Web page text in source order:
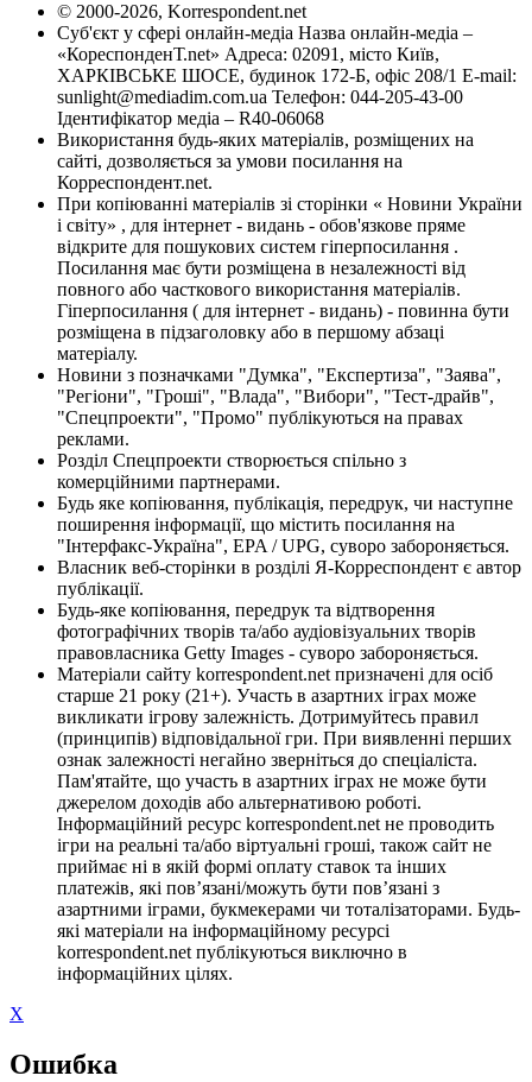
© 2000-2026, Korrespondent.net
Суб'єкт у сфері онлайн-медіа Назва онлайн-медіа –
«КореспонденТ.net» Адреса: 02091, місто Київ,
ХАРКІВСЬКЕ ШОСЕ, будинок 172-Б, офіс 208/1 E-mail:
sunlight@mediadim.com.ua Телефон: 044-205-43-00
Ідентифікатор медіа – R40-06068
Використання будь-яких матеріалів, розміщених на
сайті, дозволяється за умови посилання на
Корреспондент.net.
При копіюванні матеріалів зі сторінки « Новини України
і світу» , для інтернет - видань - обов'язкове пряме
відкрите для пошукових систем гіперпосилання .
Посилання має бути розміщена в незалежності від
повного або часткового використання матеріалів.
Гіперпосилання ( для інтернет - видань) - повинна бути
розміщена в підзаголовку або в першому абзаці
матеріалу.
Новини з позначками "Думка", "Експертиза", "Заява",
"Регіони", "Гроші", "Влада", "Вибори", "Тест-драйв",
"Спецпроекти", "Промо" публікуються на правах
реклами.
Розділ Спецпроекти створюється спільно з
комерційними партнерами.
Будь яке копіювання, публікація, передрук, чи наступне
поширення інформації, що містить посилання на
"Інтерфакс-Україна", EPA / UPG, суворо забороняється.
Власник веб-сторінки в розділі Я-Корреспондент є автор
публікації.
Будь-яке копіювання, передрук та відтворення
фотографічних творів та/або аудіовізуальних творів
правовласника Getty Images - суворо забороняється.
Матеріали сайту korrespondent.net призначені для осіб
старше 21 року (21+). Участь в азартних іграх може
викликати ігрову залежність. Дотримуйтесь правил
(принципів) відповідальної гри. При виявленні перших
ознак залежності негайно зверніться до спеціаліста.
Пам'ятайте, що участь в азартних іграх не може бути
джерелом доходів або альтернативою роботі.
Інформаційний ресурс korrespondent.net не проводить
ігри на реальні та/або віртуальні гроші, також сайт не
приймає ні в якій формі оплату ставок та інших
платежів, які пов’язані/можуть бути пов’язані з
азартними іграми, букмекерами чи тоталізаторами. Будь-
які матеріали на інформаційному ресурсі
korrespondent.net публікуються виключно в
інформаційних цілях.
X
Ошибка